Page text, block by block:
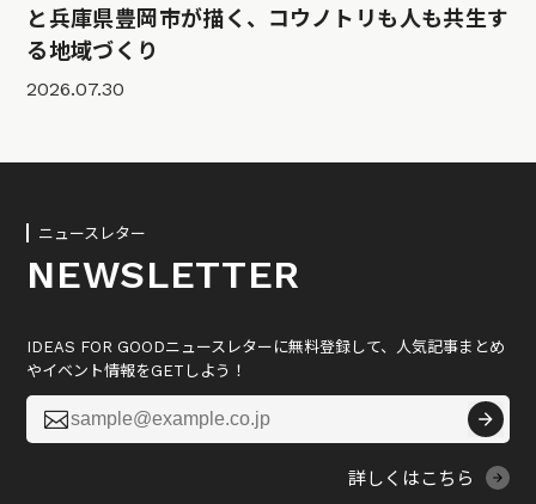
と兵庫県豊岡市が描く、コウノトリも人も共生す
る地域づくり
2026.07.30
ニュースレター
NEWSLETTER
IDEAS FOR GOODニュースレターに無料登録して、人気記事まとめ
やイベント情報をGETしよう！

詳しくはこちら